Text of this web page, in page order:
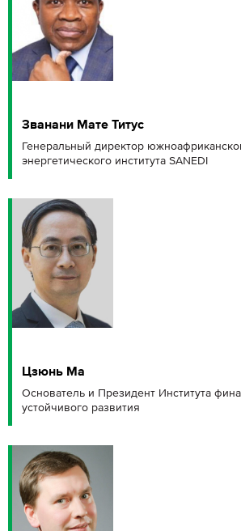
Званани Мате Титус
Генеральный директор
энергетического института SANEDI
Цзюнь Ма
Основатель и Президент Института
устойчивого развития